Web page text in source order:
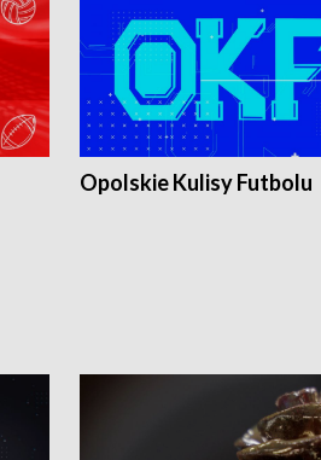
Opolskie Kulisy Futbolu